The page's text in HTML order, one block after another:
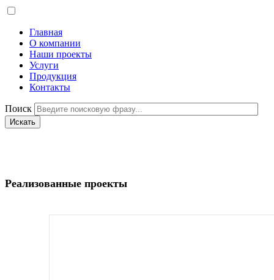
Главная
О компании
Наши проекты
Услуги
Продукция
Контакты
Поиск
Реализованные проекты